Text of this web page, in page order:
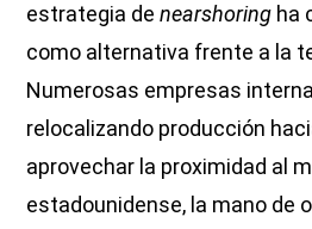
estrategia denearshoring ha
como alternativa frente a la
Numerosas empresas
relocalizando producción
aprovechar la proximidad al
estadounidense, la mano de